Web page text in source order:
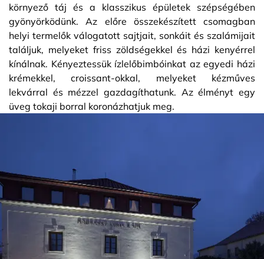
környező táj és a klasszikus épületek szépségében
gyönyörködünk. Az előre összekészített csomagban
helyi termelők válogatott sajtjait, sonkáit és szalámijait
találjuk, melyeket friss zöldségekkel és házi kenyérrel
kínálnak. Kényeztessük ízlelőbimbóinkat az egyedi házi
krémekkel, croissant-okkal, melyeket kézműves
lekvárral és mézzel gazdagíthatunk. Az élményt egy
üveg tokaji borral koronázhatjuk meg.